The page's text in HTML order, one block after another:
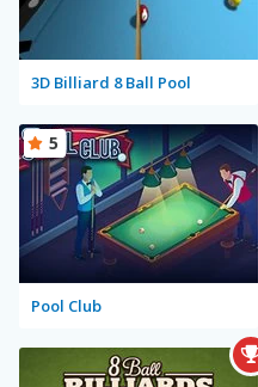
3D Billiard 8 Ball Pool
Pool Club
5